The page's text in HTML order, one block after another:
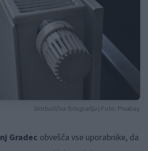
Simbolična fotografija | Foto: Pixabay
Gradec obvešča vse uporabnike, da